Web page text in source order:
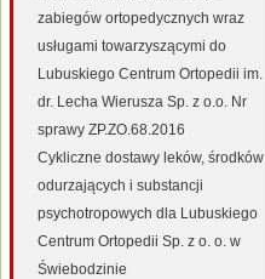
zabiegów ortopedycznych wraz
usługami towarzyszącymi do
Lubuskiego Centrum Ortopedii im.
dr. Lecha Wierusza Sp. z o.o. Nr
sprawy ZP.ZO.68.2016
Cykliczne dostawy leków, środków
odurzających i substancji
psychotropowych dla Lubuskiego
Centrum Ortopedii Sp. z o. o. w
Świebodzinie